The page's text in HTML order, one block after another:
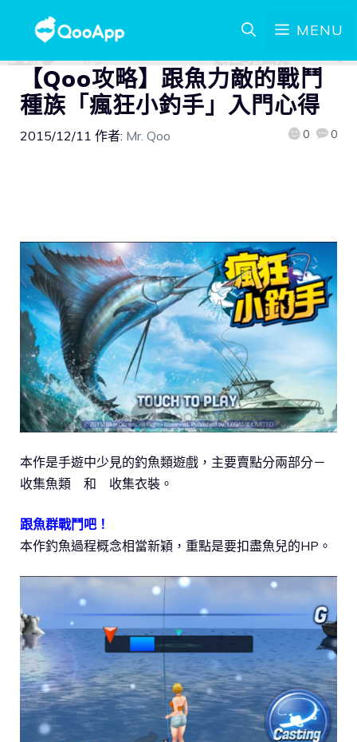
MENU
【Qoo攻略】跟魚力敵的戰鬥
種族「瘋狂小釣手」入門心得
2015/12/11 作者: Mr. Qoo 0 0
本作是手遊中少見的釣魚類遊戲，主要賣點分兩部分－
收集魚類 和 收集衣裝。
跟魚群戰鬥吧！
本作釣魚過程概念相當新穎，重點是要扣盡魚兒的HP。